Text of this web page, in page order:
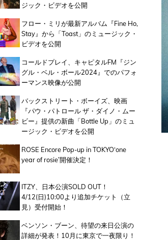
ジック・ビデオを公開
フロー・ミリが最新アルバム『Fine Ho,
Stay』から「Toast」のミュージック・
ビデオを公開
コールドプレイ、キャピタルFM『ジン
グル・ベル・ボール2024』でのパフォ
ーマンス映像が公開
バックストリート・ボーイズ、映画
『パウ・パトロール ザ・ダイノ・ムー
ビー』提供の新曲「Bottle Up」のミュ
ージック・ビデオを公開
ROSE Encore Pop-up in TOKYO‘one
year of rosie’開催決定！
ITZY、日本公演SOLD OUT！
4/12(日)10:00より追加チケット（立
見）受付開始！
ベンソン・ブーン、待望の来日公演の
詳細が発表！10月に東京で一夜限り！